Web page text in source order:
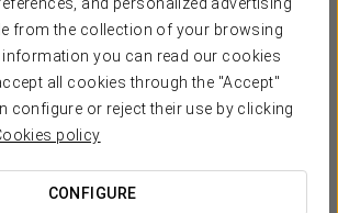
from the collection of your browsing
information you can read our cookies
all cookies through the "Accept"
configure or reject their use by clicking
policy
CONFIGURE
ALICANTE